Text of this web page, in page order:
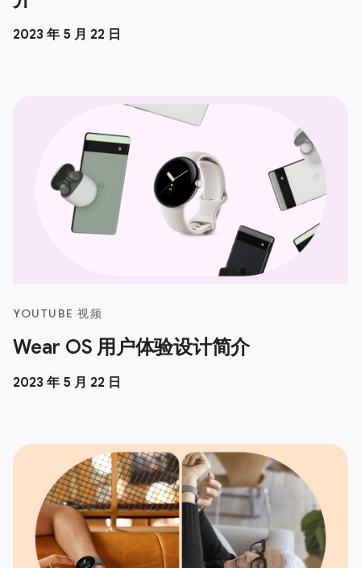
2023 年 5 月 22 日
YOUTUBE 视频
Wear OS 用户体验设计简介
2023 年 5 月 22 日